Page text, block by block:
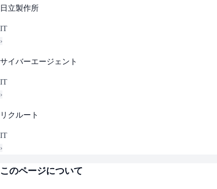
日立製作所
IT
›
サイバーエージェント
IT
›
リクルート
IT
›
このページについて